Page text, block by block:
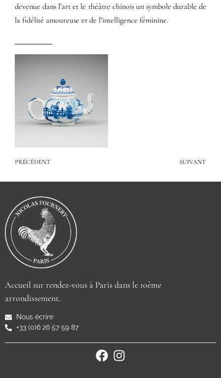
devenue dans l’art et le théâtre chinois un symbole durable de
la fidélité amoureuse et de l’intelligence féminine.
PRÉCÉDENT SUIVANT
Accueil sur rendez-vous à Paris dans le 10ème
arrondissement.
Nous écrire
+33 (0)6 26 57 59 87